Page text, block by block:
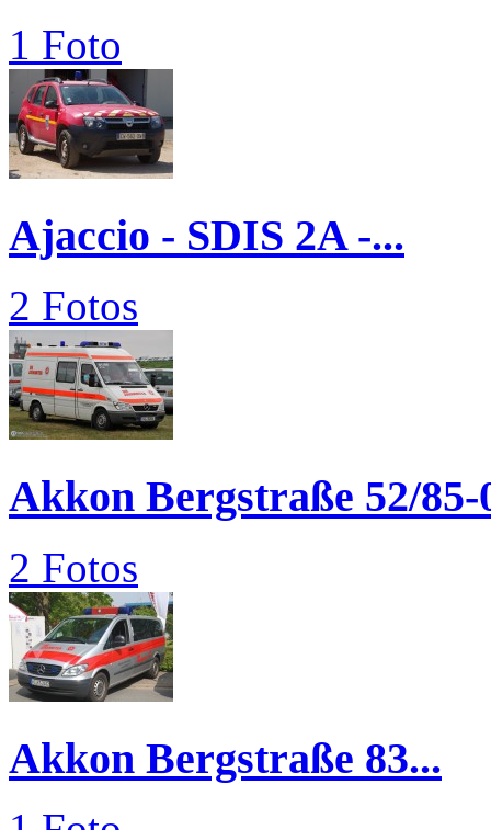
1 Foto
Ajaccio - SDIS 2A -...
2 Fotos
Akkon Bergstraße 52/85-
2 Fotos
Akkon Bergstraße 83...